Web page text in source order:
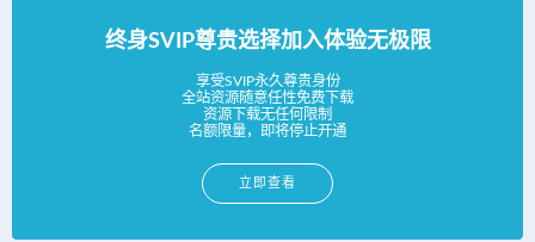
终身SVIP尊贵选择加入体验无极限
享受SVIP永久尊贵身份
全站资源随意任性免费下载
资源下载无任何限制
名额限量，即将停止开通
立即查看